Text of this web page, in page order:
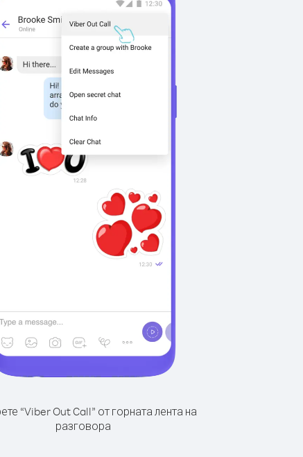
“Viber Out Call” от горната лента на
разговора